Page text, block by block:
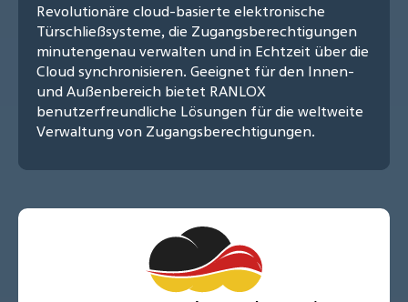
Revolutionäre cloud-basierte elektronische
Türschließsysteme, die Zugangsberechtigungen
minutengenau verwalten und in Echtzeit über die
Cloud synchronisieren. Geeignet für den Innen-
und Außenbereich bietet RANLOX
benutzerfreundliche Lösungen für die weltweite
Verwaltung von Zugangsberechtigungen.